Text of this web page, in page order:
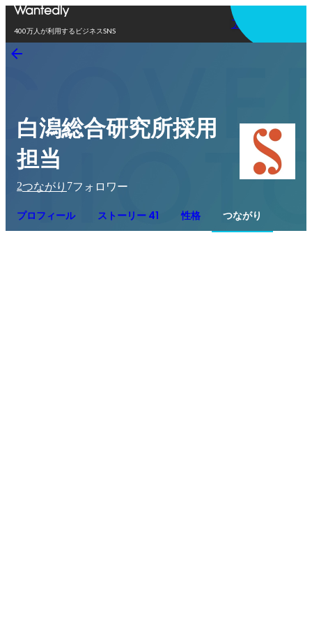
400万人が利用するビジネスSNS
アプリを使う
白潟総合研究所採用
担当
2つながり 7フォロワー
プロフィール ストーリー 41 性格 つながり